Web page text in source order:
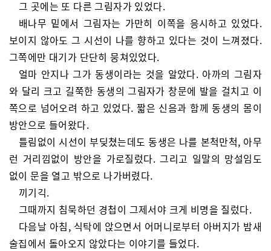
그 곳에는 또 다른 그림자가 있었다.
배나무 밑에서 그림자는 가만히 이쪽을 응시하고 있었다.
보이지 않아도 그 시선이 나를 향하고 있다는 것이 느껴졌다.
그쪽에만 대기가 단단히 뭉쳐있었다.
얼마 안지나 그가 동생이라는 것을 알았다. 아까의 그림자
와 달리 크고 길쭉한 동생의 그림자가 창문에 발을 걸치고 이
쪽으로 넘어오려 하고 있었다. 짧은 신음과 함께 동생의 몸이
방안으로 들어왔다.
틀림없이 시선이 부딪쳤는데도 동생은 나를 본척만척, 아무
런 거리낌없이 방안을 가로질렀다. 그리고 일말의 망설임도
없이 문을 열고 밖으로 나가버렸다.
끼기긱.
그때까지 침묵하던 경첩이 그제서야 크게 비명을 질렀다.
다음날 아침, 식탁에 앉으면서 어머니로부터 아버지가 밤새
술집에서 돌아오지 않았다는 이야기를 들었다.